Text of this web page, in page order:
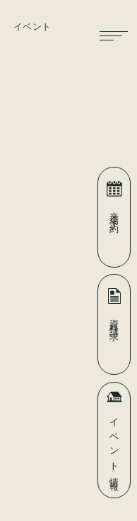
イベント
来場予約
資料請求
イベント